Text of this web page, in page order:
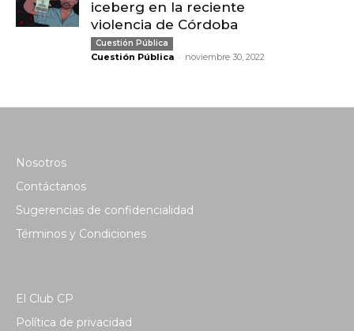
iceberg en la reciente
violencia de Córdoba
Cuestión Pública
Cuestión Pública - noviembre 30, 2022
Nosotros
Contáctanos
Sugerencias de confidencialidad
Términos y Condiciones
El Club CP
Política de privacidad